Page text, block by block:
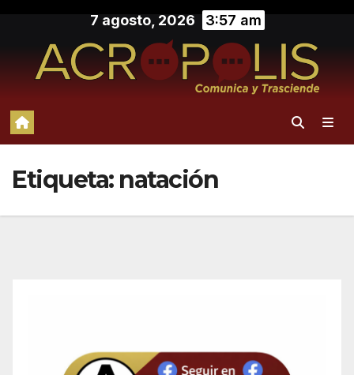
contenido
7 agosto, 2026 3:57 am
Etiqueta: natación